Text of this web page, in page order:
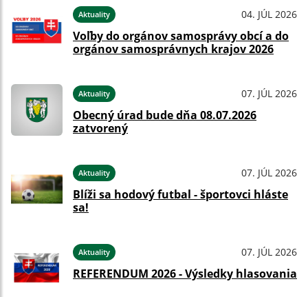
Aktuality 04. JÚL 2026
Voľby do orgánov samosprávy obcí a do
orgánov samosprávnych krajov 2026
Aktuality 07. JÚL 2026
Obecný úrad bude dňa 08.07.2026
zatvorený
Aktuality 07. JÚL 2026
Blíži sa hodový futbal - športovci hláste
sa!
Aktuality 07. JÚL 2026
REFERENDUM 2026 - Výsledky hlasovania